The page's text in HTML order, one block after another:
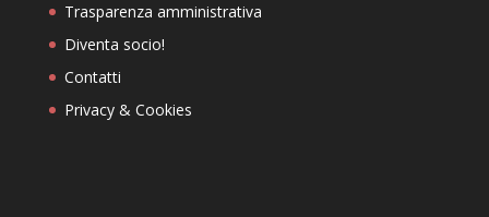
Trasparenza amministrativa
Diventa socio!
Contatti
Privacy & Cookies